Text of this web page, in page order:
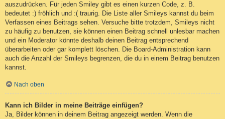
auszudrücken. Für jeden Smiley gibt es einen kurzen Code, z. B.
bedeutet :) fröhlich und :( traurig. Die Liste aller Smileys kannst du beim
Verfassen eines Beitrags sehen. Versuche bitte trotzdem, Smileys nicht
zu häufig zu benutzen, sie können einen Beitrag schnell unlesbar machen
und ein Moderator könnte deshalb deinen Beitrag entsprechend
überarbeiten oder gar komplett löschen. Die Board-Administration kann
auch die Anzahl der Smileys begrenzen, die du in einem Beitrag benutzen
kannst.
Nach oben
Kann ich Bilder in meine Beiträge einfügen?
Ja, Bilder können in deinem Beitrag angezeigt werden. Wenn die